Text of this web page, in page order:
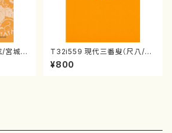
/宮城道
譜）
T32i559 現代三番叟（尺八/杵
屋正邦/楽譜）都山流公刊楽譜曲
番:2269
¥800